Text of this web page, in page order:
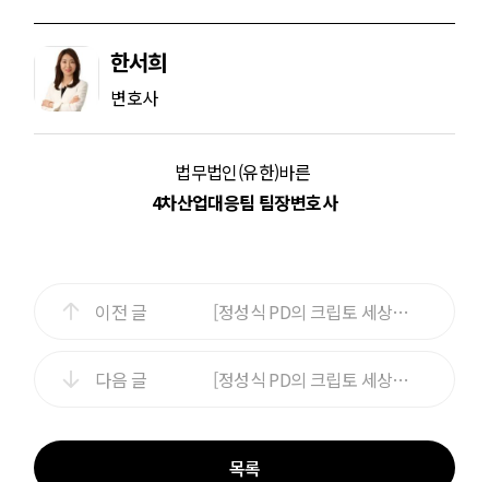
한서희
변호사
법무법인(유한)바른
4차산업대응팀 팀장변호사
이전 글 [정성식 PD의 크립토 세상] 노력해도 안 되나요? 퀀텀점프(Quantum Jump)를 시도해보세요
다음 글 [정성식 PD의 크립토 세상] 예쁜 사과에 독이 있을 수 있다
목록